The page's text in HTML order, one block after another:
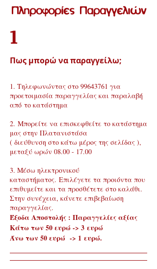
Πληροφορίες Παραγγελιών
1
Πως μπορώ να παραγγείλω;
1. Τηλεφωνώντας στο 99643761 για
προετοιμασία παραγγελίας και παραλαβή
από το κατάστημα
2. Μπορείτε να επισκεφθείτε το κατάστημα
μας στην Πλατανιστάσα
( διεύθυνση στο κάτω μέρος της σελίδας ),
μεταξύ ωρών 08.00 - 17.00
3. Μέσω ηλεκτρονικού
καταστήματος. Επιλέγετε τα προιόντα που
επιθυμείτε και τα προσθέτετε στο καλάθι.
Στην συνέχεια, κάνετε επιβεβαίωση
παραγγελίας.
Έξοδα Αποστολής : Παραγγελίες αξίας
Κάτω των 50 ευρώ -> 3 ευρώ
Άνω των 50 ευρώ -> 1 ευρώ.